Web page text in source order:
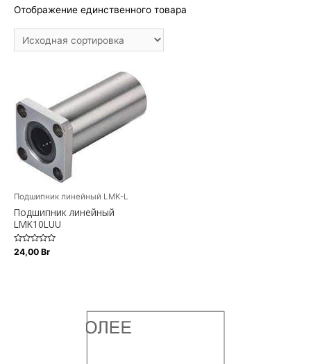
Отображение единственного товара
Подшипник линейный LMK-L
Подшипник линейный
LMK10LUU
Оценка
0
24,00 Br